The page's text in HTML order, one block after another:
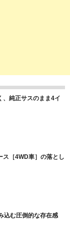
、純正サスのまま4イ
ス［4WD車］の落とし
込む圧倒的な存在感